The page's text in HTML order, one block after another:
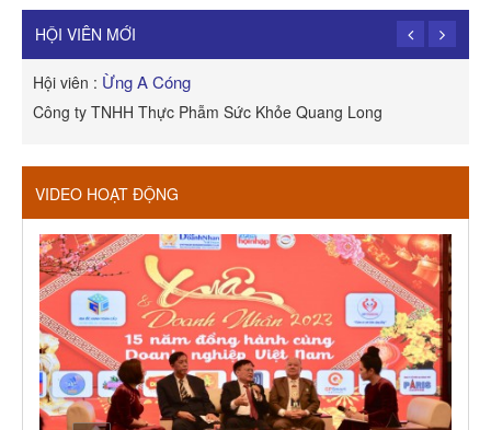
Công Ty TNHH Dịch vụ Cuộc Sống Hạnh Phúc
HỘI VIÊN MỚI
Hội viên : Ừng A Cóng
Công ty TNHH Thực Phẫm Sức Khỏe Quang Long
VIDEO HOẠT ĐỘNG